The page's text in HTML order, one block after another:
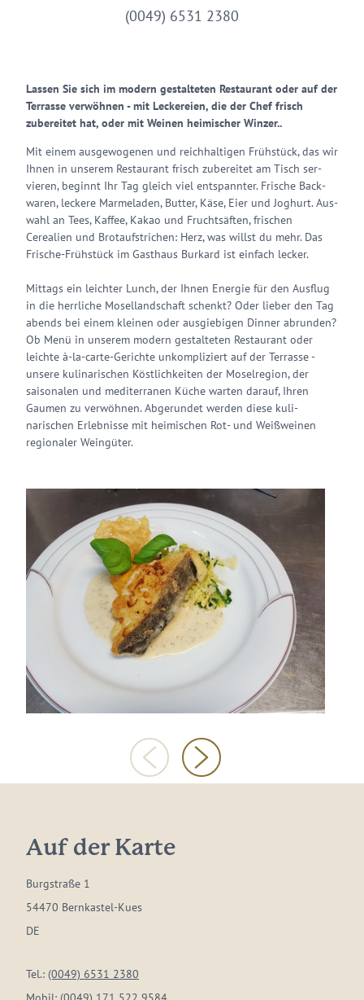
(0049) 6531 2380
Lassen Sie sich im modern gestalteten Restaurant oder auf der
Terrasse verwöhnen - mit Leckereien, die der Chef frisch
zubereitet hat, oder mit Weinen heimischer Winzer..
Mit einem aus­gewo­genen und reich­halti­gen Früh­stück, das wir
Ihnen in unserem Res­tau­rant frisch zube­rei­tet am Tisch ser­
vieren, beginnt Ihr Tag gleich viel entspannter. Frische Back­
waren, leckere Mar­meladen, Butter, Käse, Eier und Joghurt. Aus­
wahl an Tees, Kaffee, Kakao und Frucht­säften, frischen
Cerealien und Brot­auf­strichen: Herz, was willst du mehr. Das
Frische-Früh­stück im Gasthaus Burkard ist einfach lecker.
Mittags ein leichter Lunch, der Ihnen Ener­gie für den Aus­flug
in die herr­liche Mosel­land­schaft schenkt? Oder lieber den Tag
abends bei einem kleinen oder aus­gie­bigen Dinner ab­runden?
Ob Menü in unserem modern ge­stal­teten Restau­rant oder
leichte à-la-carte-Gerichte unkompli­ziert auf der Terrasse -
unsere kuli­narischen Köst­lich­keiten der Mosel­region, der
saisonalen und medi­terranen Küche warten darauf, Ihren
Gaumen zu verwöhnen. Abge­rundet werden diese kuli­
narischen Erleb­nisse mit heim­ischen Rot- und Weißweinen
regionaler Weingüter.
Auf der Karte
Burgstraße 1
54470 Bernkastel-Kues
DE
Tel.: (0049) 6531 2380